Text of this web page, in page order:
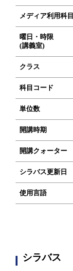
メディア利用科目
曜日・時限
(講義室)
クラス
科目コード
単位数
開講時期
開講クォーター
シラバス更新日
使用言語
シラバス